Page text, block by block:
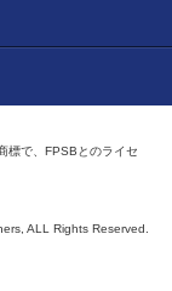
上へ
標で、FPSBとのライセ
ALL Rights Reserved.